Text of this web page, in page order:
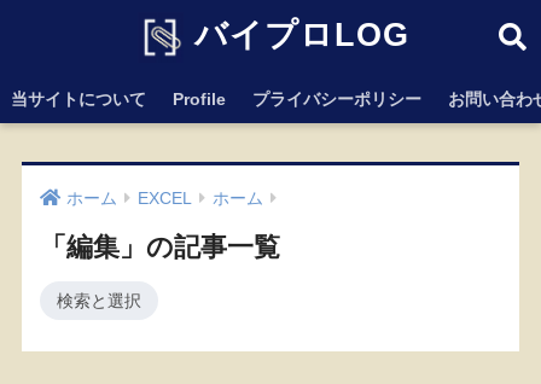
バイプロLOG
当サイトについて Profile プライバシーポリシー お問い合わ
ホーム EXCEL ホーム
「編集」の記事一覧
検索と選択